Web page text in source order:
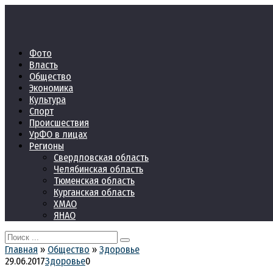
Фото
Власть
Общество
Экономика
Культура
Спорт
Происшествия
УрФО в лицах
Регионы
Свердловская область
Челябинская область
Тюменская область
Курганская область
ХМАО
ЯНАО
Search
for:
Главная » Общество » Здоровье
29.06.2017Здоровье0